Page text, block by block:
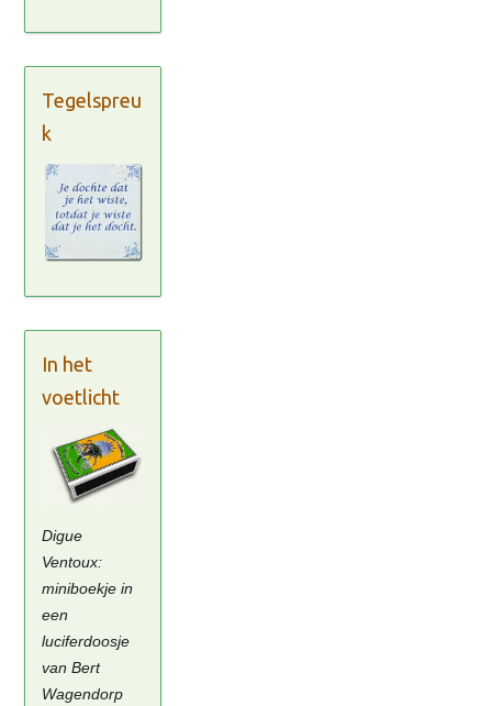
Tegelspreu
k
In het
voetlicht
Digue
Ventoux:
miniboekje in
een
luciferdoosje
van Bert
Wagendorp